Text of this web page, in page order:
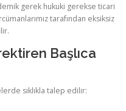
gerek hukuki gerekse ticari
tarafından eksiksiz
Başlıca
sıklıkla talep edilir: